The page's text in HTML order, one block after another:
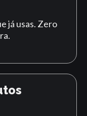
já usas. Zero